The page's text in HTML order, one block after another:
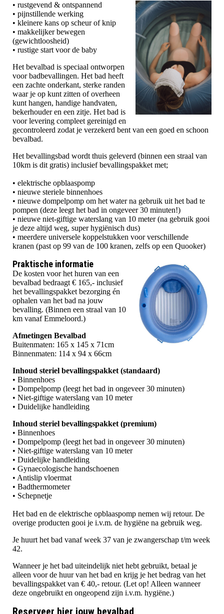
• rustgevend & ontspannend
• pijnstillende werking
• kleinere kans op scheur of knip
• makkelijker bewegen
(gewichtloosheid)
• rustige start voor de baby
Het bevalbad is speciaal ontworpen
voor badbevallingen. Het bad heeft
een zachte onderkant, sterke randen
waar je op kunt zitten of overheen
kunt hangen, handige handvaten,
bekerhouder en een zitje. Het bad is
voor levering compleet gereinigd en
gecontroleerd zodat je verzekerd bent van een goed en schoon
bevalbad.
Het bevallingsbad wordt thuis geleverd (binnen een straal van
10km is dit gratis) inclusief bevallingspakket met;
• elektrische opblaaspomp
• nieuwe steriele binnenhoes
• nieuwe dompelpomp om het water na gebruik uit het bad te
pompen (deze leegt het bad in ongeveer 30 minuten!)
• nieuwe niet-giftige waterslang van 10 meter (na gebruik gooi
je deze altijd weg, super hygiënisch dus)
• meerdere universele koppelstukken voor verschillende
kranen (past op 99 van de 100 kranen, zelfs op een Quooker)
Praktische informatie
De kosten voor het huren van een
bevalbad bedraagt € 165,- inclusief
het bevallingspakket bezorging én
ophalen van het bad na jouw
bevalling. (Binnen een straal van 10
km vanaf Emmeloord.)
Afmetingen Bevalbad
Buitenmaten: 165 x 145 x 71cm
Binnenmaten: 114 x 94 x 66cm
Inhoud steriel bevallingspakket (standaard)
• Binnenhoes
• Dompelpomp (leegt het bad in ongeveer 30 minuten)
• Niet-giftige waterslang van 10 meter
• Duidelijke handleiding
Inhoud steriel bevallingspakket (premium)
• Binnenhoes
• Dompelpomp (leegt het bad in ongeveer 30 minuten)
• Niet-giftige waterslang van 10 meter
• Duidelijke handleiding
• Gynaecologische handschoenen
• Antislip vloermat
• Badthermometer
• Schepnetje
Het bad en de elektrische opblaaspomp nemen wij retour. De
overige producten gooi je i.v.m. de hygiëne na gebruik weg.
Je huurt het bad vanaf week 37 van je zwangerschap t/m week
42.
Wanneer je het bad uiteindelijk niet hebt gebruikt, betaal je
alleen voor de huur van het bad en krijg je het bedrag van het
bevallingspakket van € 40,- retour. (Let op! Alleen wanneer
deze ongebruikt en ongeopend zijn i.v.m. hygiëne.)